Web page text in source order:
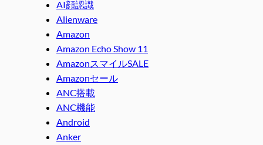
AI顔認識
Alienware
Amazon
Amazon Echo Show 11
AmazonスマイルSALE
Amazonセール
ANC搭載
ANC機能
Android
Anker